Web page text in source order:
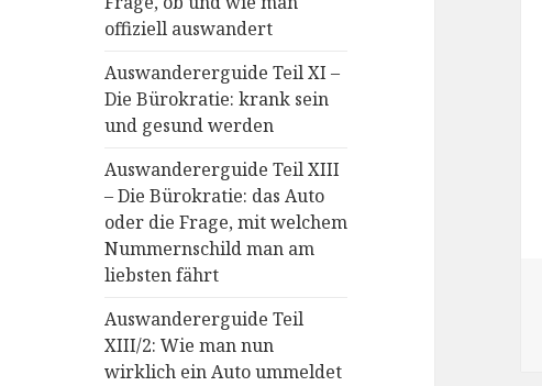
offiziell auswandert
Auswandererguide Teil XI –
Die Bürokratie: krank sein
und gesund werden
Auswandererguide Teil XIII
– Die Bürokratie: das Auto
oder die Frage, mit welchem
Nummernschild man am
liebsten fährt
Auswandererguide Teil
XIII/2: Wie man nun
wirklich ein Auto ummeldet